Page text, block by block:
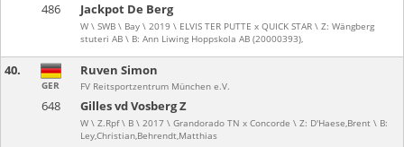
486 Jackpot De Berg
W \ SWB \ Bay \ 2019 \ ELVIS TER PUTTE x QUICK STAR \ Z: Wängberg
stuteri AB \ B: Ann Liwing Hoppskola AB (20000393),
40.
648 Gilles vd Vosberg Z
W \ Z.Rpf \ B \ 2017 \ Grandorado TN x Concorde \ Z: D'Haese,Brent \ B:
Ley,Christian,Behrendt,Matthias
GER
Ruven Simon
FV Reitsportzentrum München e.V.